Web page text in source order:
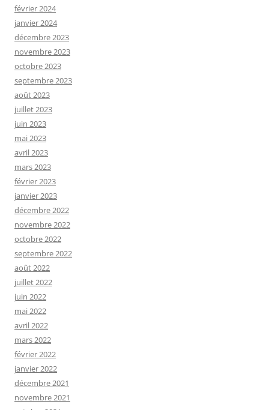
février 2024
janvier 2024
décembre 2023
novembre 2023
octobre 2023
septembre 2023
août 2023
juillet 2023
juin 2023
mai 2023
avril 2023
mars 2023
février 2023
janvier 2023
décembre 2022
novembre 2022
octobre 2022
septembre 2022
août 2022
juillet 2022
juin 2022
mai 2022
avril 2022
mars 2022
février 2022
janvier 2022
décembre 2021
novembre 2021